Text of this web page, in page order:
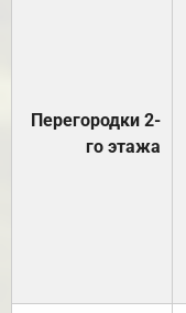
Перегородки 2-
го этажа